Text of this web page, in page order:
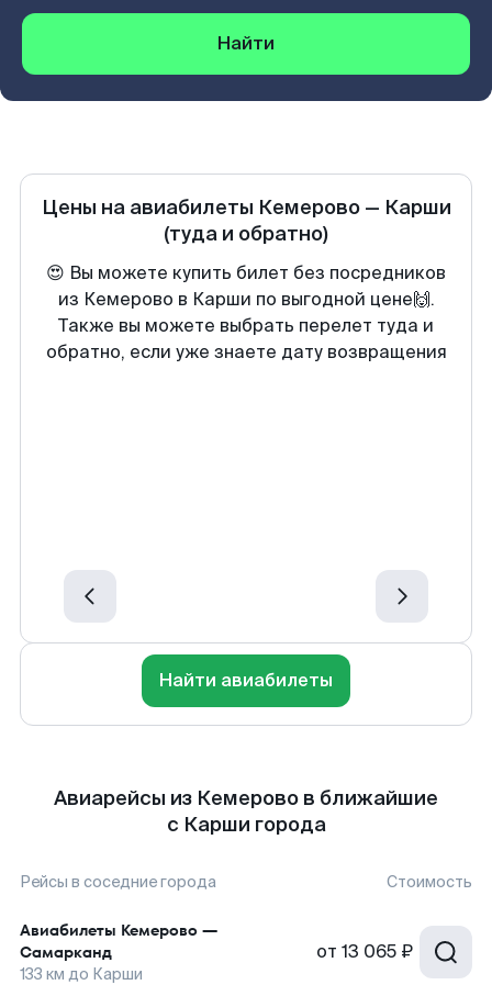
Найти
Цены на авиабилеты Кемерово— Карши
(туда и обратно)
😍 Вы можете купить билет без посредников
из Кемерово в Карши по выгодной цене🙌.
Также вы можете выбрать перелет туда и
обратно, если уже знаете дату возвращения
Найти авиабилеты
Авиарейсы из Кемерово в ближайшие
с Карши города
Рейсы в соседние города Стоимость
Авиабилеты Кемерово —
Самарканд
133 км до Карши
от 13 065 ₽